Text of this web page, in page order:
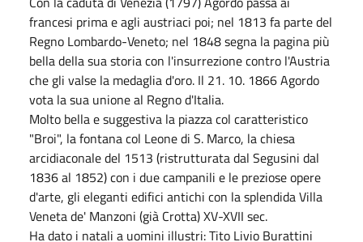
francesi prima e agli austriaci poi; nel 1813 fa parte del
Regno Lombardo-Veneto; nel 1848 segna la pagina più
bella della sua storia con l'insurrezione contro l'Austria
che gli valse la medaglia d'oro. Il 21. 10. 1866 Agordo
vota la sua unione al Regno d'Italia.
Molto bella e suggestiva la piazza col caratteristico
"Broi", la fontana col Leone di S. Marco, la chiesa
arcidiaconale del 1513 (ristrutturata dal Segusini dal
1836 al 1852) con i due campanili e le preziose opere
d'arte, gli eleganti edifici antichi con la splendida Villa
Veneta de' Manzoni (già Crotta) XV-XVII sec.
Ha dato i natali a uomini illustri: Tito Livio Burattini